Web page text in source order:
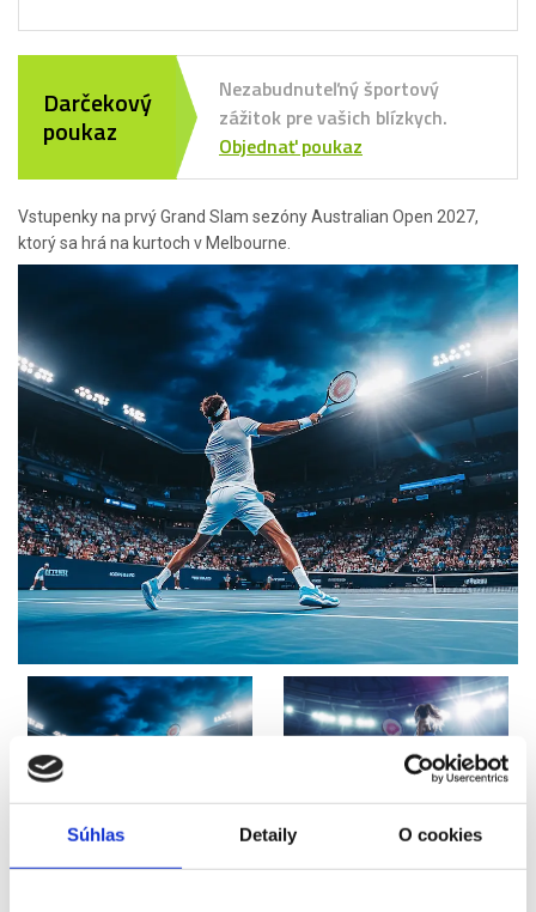
Súhlas Detaily O cookies
Vstupenky na prvý Grand Slam sezóny Australian Open 2027,
ktorý sa hrá na kurtoch v Melbourne.
Darčekový
poukaz
Nezabudnuteľný športový
zážitok pre vašich blízkych.
Objednať poukaz